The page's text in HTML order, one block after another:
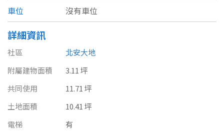
苗栗縣
南投縣
雲林縣
嘉義市
辦公
廠辦
坪數
車位
沒有車位
詳細資訊
社區
北安大地
附屬建物面積
3.11 坪
共同使用
11.71 坪
土地面積
10.41 坪
電梯
有